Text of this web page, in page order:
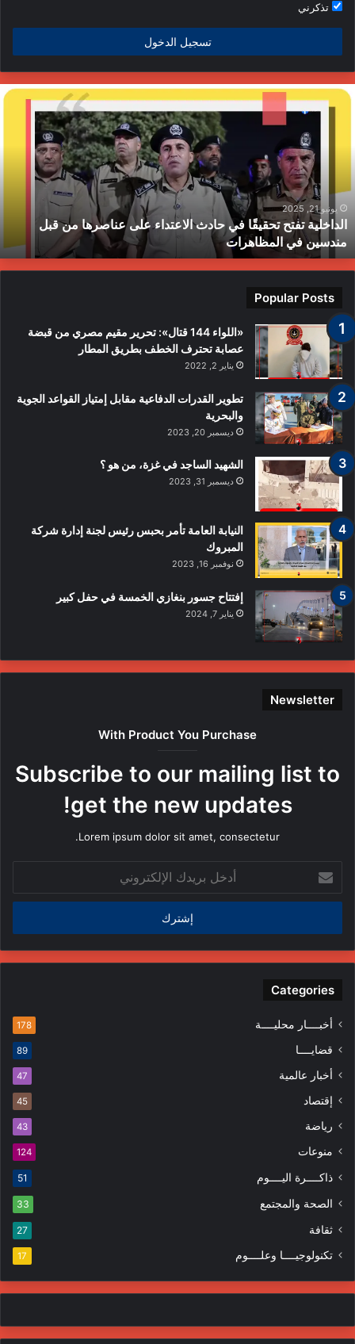
تذكرني
تسجيل الدخول
الداخلية
على
عناصرها
من
قبل
مندسين
في
المظاهرات
يونيو 21, 2025
الداخلية تفتح تحقيقًا في حادث الاعتداء على عناصرها من قبل
مندسين في المظاهرات
Popular Posts
«اللواء 144 قتال»: تحرير مقيم مصري من قبضة
عصابة تحترف الخطف بطريق المطار
يناير 2, 2022
تطوير القدرات الدفاعية مقابل إمتياز القواعد الجوية
والبحرية
ديسمبر 20, 2023
الشهيد الساجد في غزة، من هو ؟
ديسمبر 31, 2023
النيابة العامة تأمر بحبس رئيس لجنة إدارة شركة
المبروك
نوفمبر 16, 2023
إفتتاح جسور بنغازي الخمسة في حفل كبير
يناير 7, 2024
Newsletter
With Product You Purchase
Subscribe to our mailing list to
get the new updates!
Lorem ipsum dolor sit amet, consectetur.
بريدك
الإلكتروني
Categories
أخبــــار محليــــة 178
قضايــــا 89
أخبار عالمية 47
إقتصاد 45
رياضة 43
منوعات 124
ذاكــــرة اليــــوم 51
الصحة والمجتمع 33
ثقافة 27
تكنولوجيــــا وعلــــوم 17